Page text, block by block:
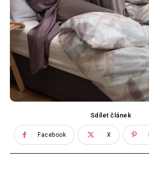
Sdílet článek
Facebook X